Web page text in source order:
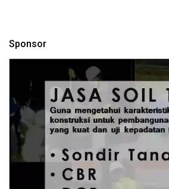
Sponsor